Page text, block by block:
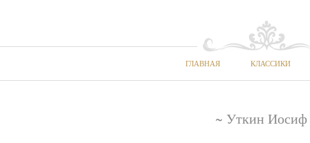
ГЛАВНАЯ КЛАССИКИ
~ Уткин Иосиф